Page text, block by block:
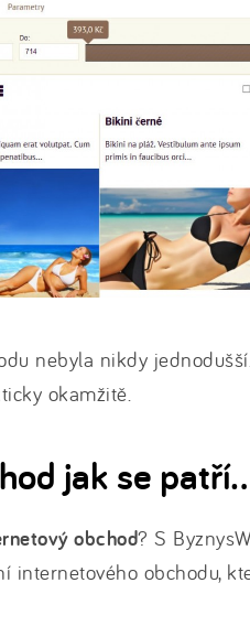
nebyla nikdy
okamžitě.
jak se
obchod? S
internetového obchodu,